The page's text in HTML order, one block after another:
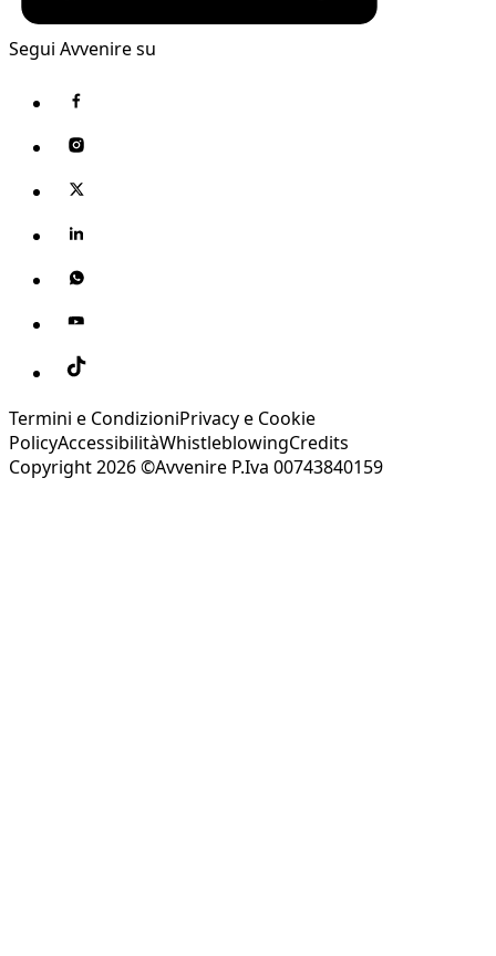
Segui Avvenire su
Termini e CondizioniPrivacy e Cookie
PolicyAccessibilitàWhistleblowingCredits
Copyright 2026 ©Avvenire P.Iva 00743840159